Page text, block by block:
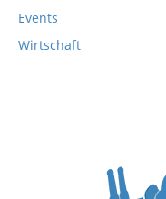
Events
Wirtschaft